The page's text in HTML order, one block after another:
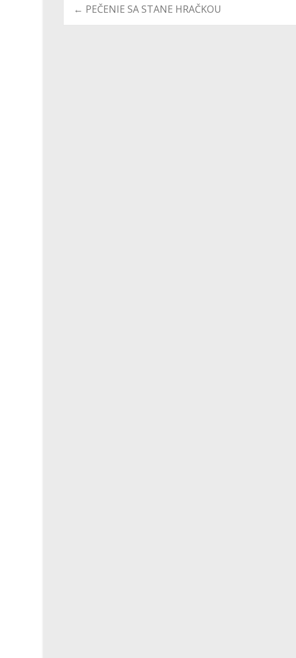
Post
← PEČENIE SA STANE HRAČKOU